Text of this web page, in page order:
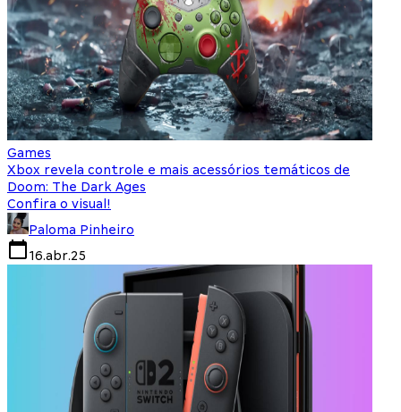
Games
Xbox revela controle e mais acessórios temáticos de
Doom: The Dark Ages
Confira o visual!
Paloma Pinheiro
16.abr.25